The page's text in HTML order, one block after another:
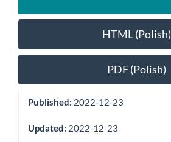
HTML (Polish)
PDF (Polish)
Published: 2022-12-23
Updated: 2022-12-23